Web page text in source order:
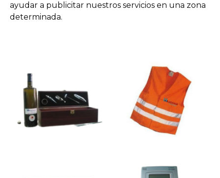
ayudar a publicitar nuestros servicios en una zona
determinada.